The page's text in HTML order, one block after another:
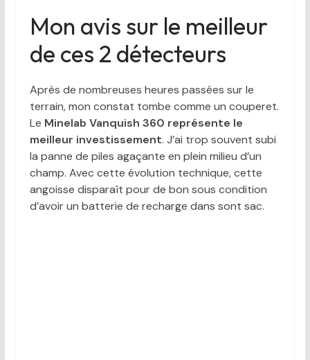
Mon avis sur le meilleur
de ces 2 détecteurs
Après de nombreuses heures passées sur le
terrain, mon constat tombe comme un couperet.
Le Minelab Vanquish 360 représente le
meilleur investissement. J’ai trop souvent subi
la panne de piles agaçante en plein milieu d’un
champ. Avec cette évolution technique, cette
angoisse disparaît pour de bon sous condition
d’avoir un batterie de recharge dans sont sac.